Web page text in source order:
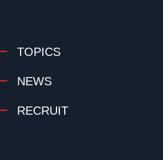
TOPICS
NEWS
RECRUIT